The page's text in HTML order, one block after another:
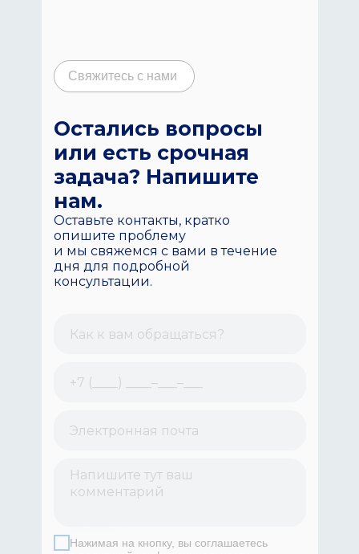
Свяжитесь с нами
Остались вопросы
или есть срочная
задача? Напишите
нам.
Оставьте контакты, кратко
опишите проблему
и мы свяжемся с вами в течение
дня для подробной
консультации.
Нажимая на кнопку, вы соглашаетесь